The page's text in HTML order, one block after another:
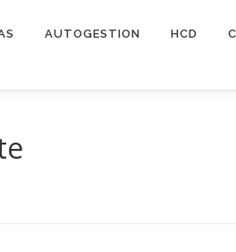
AUTOGESTION HCD